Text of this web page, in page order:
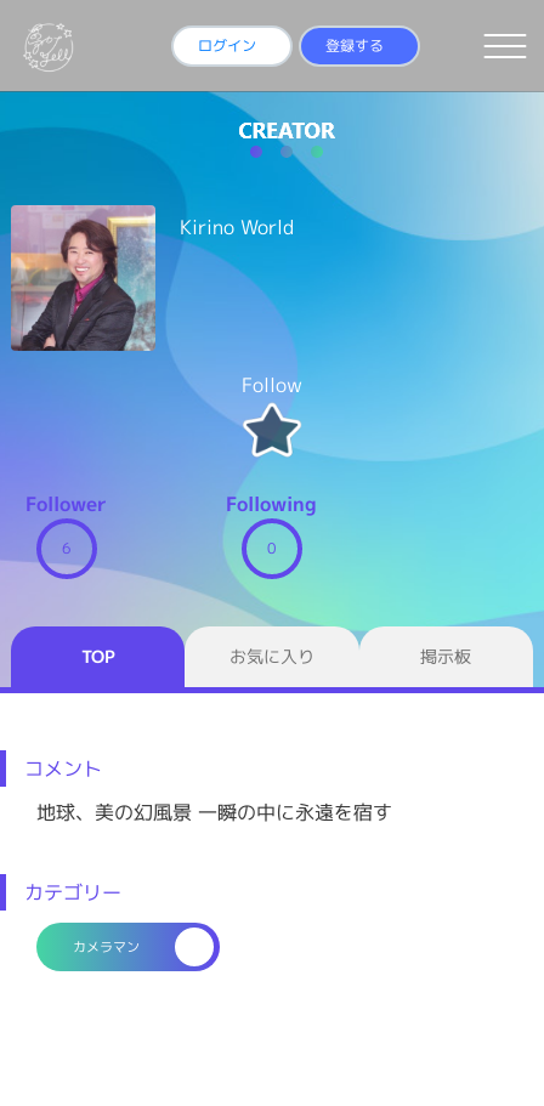
ログイン 登録する
Kirino World
Follow
Follower
6
Following
0
TOP お気に入り 掲示板
コメント
地球、美の幻風景 一瞬の中に永遠を宿す
カテゴリー
カメラマン